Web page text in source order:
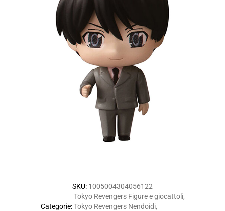
SKU: 1005004304056122
Categorie:
Tokyo Revengers Figure e giocattoli,
Tokyo Revengers Nendoidi,